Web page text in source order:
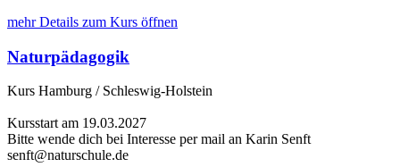
mehr Details zum Kurs öffnen
Naturpädagogik
Kurs Hamburg / Schleswig-Holstein
Kursstart am 19.03.2027
Bitte wende dich bei Interesse per mail an Karin Senft
senft@naturschule.de